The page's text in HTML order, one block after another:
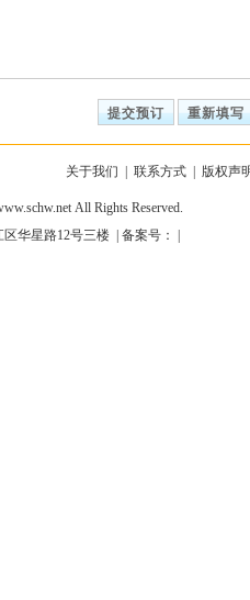
关于我们 联系方式 版权声
All Rights Reserved.
华星路12号三楼 | 备案号： |